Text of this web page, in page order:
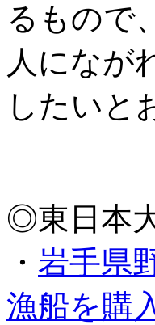
るもので
人になが
したいと
◎東日本
・ 岩手県
漁船を購